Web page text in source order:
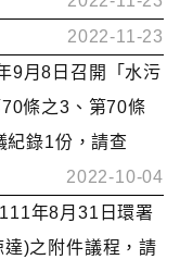
2022-11-23
9月8日召開「水污
條之3、第70條
紀錄1份，請查
2022-10-04
年8月31日環署
)之附件議程，請